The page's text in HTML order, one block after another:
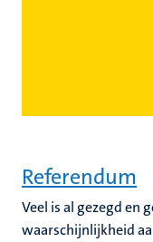
Referendum
Veel is al gezegd en
waarschijnlijkheid